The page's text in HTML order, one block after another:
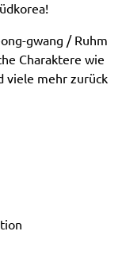
gwang / Ruhm
Charaktere wie
viele mehr zurück